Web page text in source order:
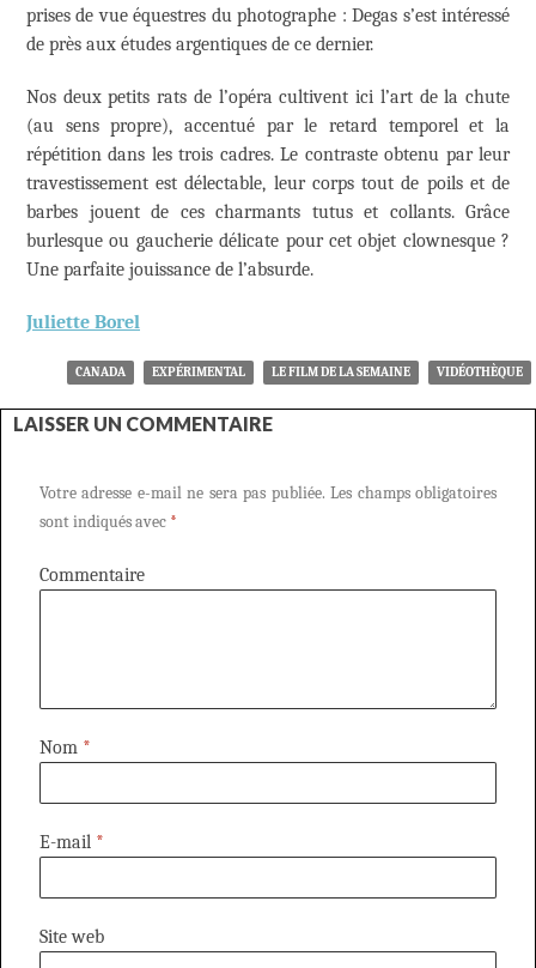
prises de vue équestres du photographe : Degas s’est intéressé
de près aux études argentiques de ce dernier.
Nos deux petits rats de l’opéra cultivent ici l’art de la chute
(au sens propre), accentué par le retard temporel et la
répétition dans les trois cadres. Le contraste obtenu par leur
travestissement est délectable, leur corps tout de poils et de
barbes jouent de ces charmants tutus et collants. Grâce
burlesque ou gaucherie délicate pour cet objet clownesque ?
Une parfaite jouissance de l’absurde.
Juliette Borel
CANADA EXPÉRIMENTAL LE FILM DE LA SEMAINE VIDÉOTHÈQUE
LAISSER UN COMMENTAIRE
Votre adresse e-mail ne sera pas publiée. Les champs obligatoires
sont indiqués avec *
Commentaire
Nom *
E-mail *
Site web